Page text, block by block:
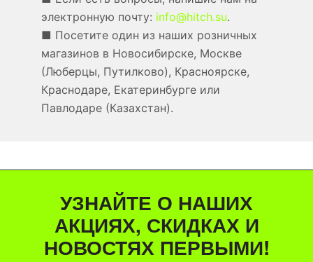
электронную почту: info@hitch.su.
■ Посетите один из наших розничных
магазинов в Новосибирске, Москве
(Люберцы, Путилково), Красноярске,
Краснодаре, Екатеринбурге или
Павлодаре (Казахстан).
УЗНАЙТЕ О НАШИХ
АКЦИЯХ, СКИДКАХ И
НОВОСТЯХ ПЕРВЫМИ!